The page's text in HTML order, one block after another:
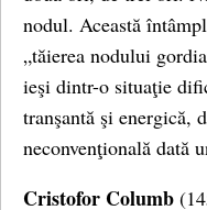
nodul. Această
„tăierea nodului
ieşi dintr-o situaţie
tranşantă şi energică,
neconvenţională dată
Cristofor Columb